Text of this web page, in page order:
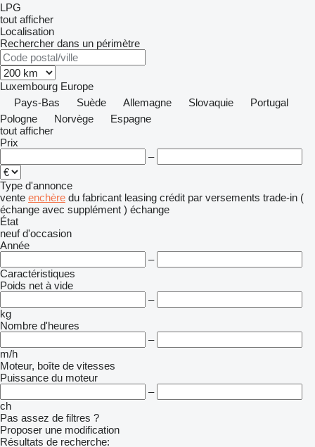
LPG
tout afficher
Localisation
Rechercher dans un périmètre
Luxembourg Europe
Pays-Bas
Suède Allemagne Slovaquie
Portugal
Pologne
Norvège
Espagne
tout afficher
Prix
–
Type d'annonce
vente enchère du fabricant leasing crédit par versements trade-in (
échange avec supplément ) échange
État
neuf d'occasion
Année
–
Caractéristiques
Poids net à vide
–
kg
Nombre d'heures
–
m/h
Moteur, boîte de vitesses
Puissance du moteur
–
ch
Pas assez de filtres ?
Proposer une modification
Résultats de recherche: